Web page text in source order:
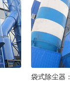
袋式除尘器